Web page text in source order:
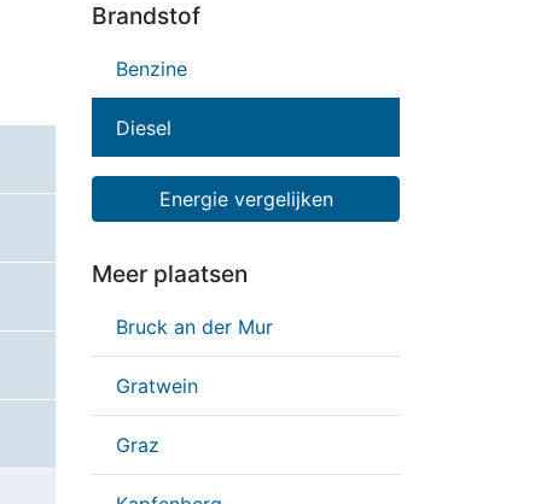
Brandstof
Benzine
Diesel
Energie vergelijken
Meer plaatsen
Bruck an der Mur
Gratwein
Graz